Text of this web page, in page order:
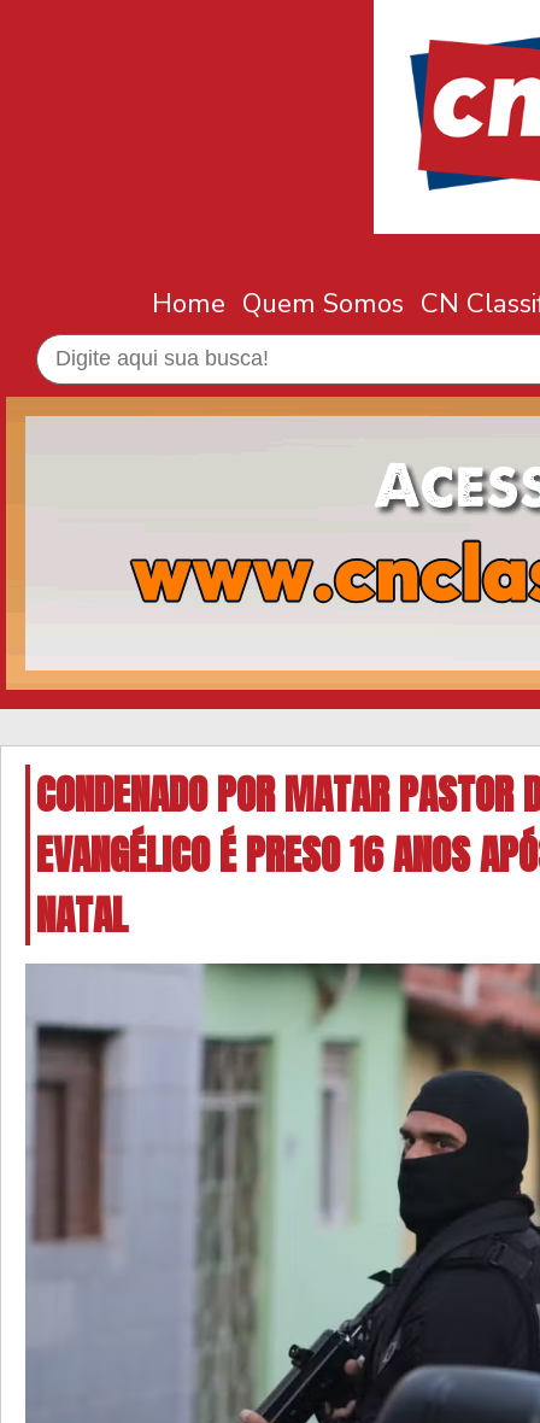
Home Quem Somos CN
CONDENADO POR MATAR PASTOR
EVANGÉLICO É PRESO 16 ANOS
NATAL